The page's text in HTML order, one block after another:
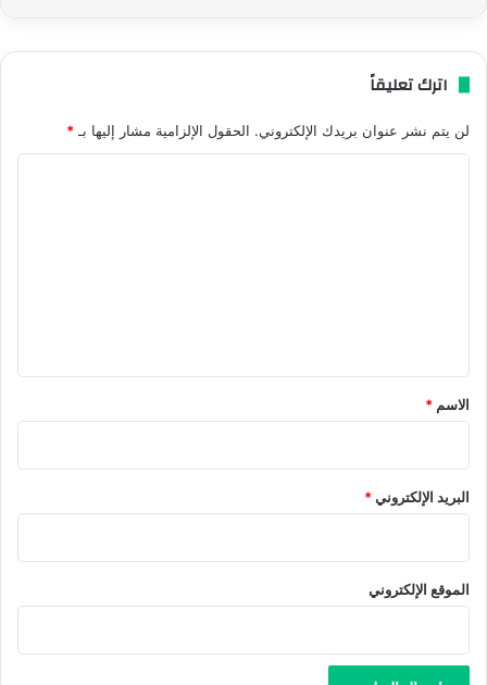
اترك تعليقاً
لن يتم نشر عنوان بريدك الإلكتروني. الحقول الإلزامية مشار إليها بـ *
*
الاسم *
البريد الإلكتروني*
الموقع الإلكتروني